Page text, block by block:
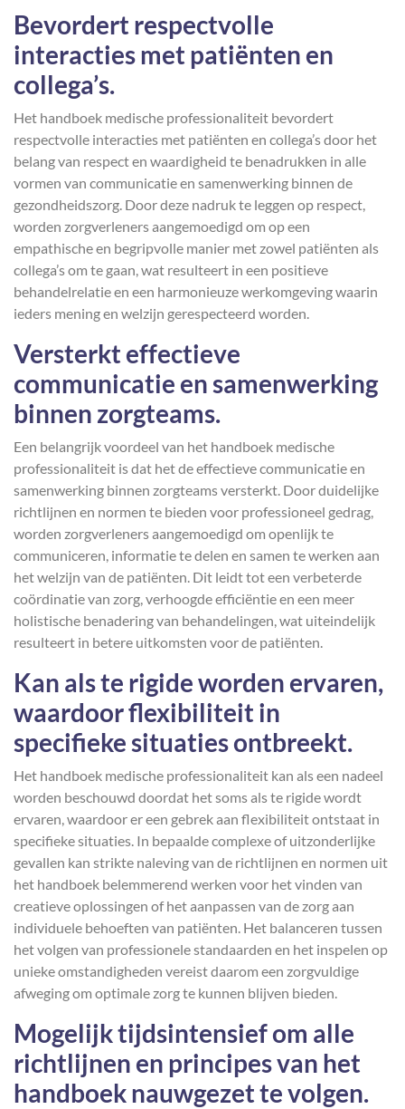
Bevordert respectvolle
interacties met patiënten en
collega’s.
Het handboek medische professionaliteit bevordert
respectvolle interacties met patiënten en collega’s door het
belang van respect en waardigheid te benadrukken in alle
vormen van communicatie en samenwerking binnen de
gezondheidszorg. Door deze nadruk te leggen op respect,
worden zorgverleners aangemoedigd om op een
empathische en begripvolle manier met zowel patiënten als
collega’s om te gaan, wat resulteert in een positieve
behandelrelatie en een harmonieuze werkomgeving waarin
ieders mening en welzijn gerespecteerd worden.
Versterkt effectieve
communicatie en samenwerking
binnen zorgteams.
Een belangrijk voordeel van het handboek medische
professionaliteit is dat het de effectieve communicatie en
samenwerking binnen zorgteams versterkt. Door duidelijke
richtlijnen en normen te bieden voor professioneel gedrag,
worden zorgverleners aangemoedigd om openlijk te
communiceren, informatie te delen en samen te werken aan
het welzijn van de patiënten. Dit leidt tot een verbeterde
coördinatie van zorg, verhoogde efficiëntie en een meer
holistische benadering van behandelingen, wat uiteindelijk
resulteert in betere uitkomsten voor de patiënten.
Kan als te rigide worden ervaren,
waardoor flexibiliteit in
specifieke situaties ontbreekt.
Het handboek medische professionaliteit kan als een nadeel
worden beschouwd doordat het soms als te rigide wordt
ervaren, waardoor er een gebrek aan flexibiliteit ontstaat in
specifieke situaties. In bepaalde complexe of uitzonderlijke
gevallen kan strikte naleving van de richtlijnen en normen uit
het handboek belemmerend werken voor het vinden van
creatieve oplossingen of het aanpassen van de zorg aan
individuele behoeften van patiënten. Het balanceren tussen
het volgen van professionele standaarden en het inspelen op
unieke omstandigheden vereist daarom een zorgvuldige
afweging om optimale zorg te kunnen blijven bieden.
Mogelijk tijdsintensief om alle
richtlijnen en principes van het
handboek nauwgezet te volgen.